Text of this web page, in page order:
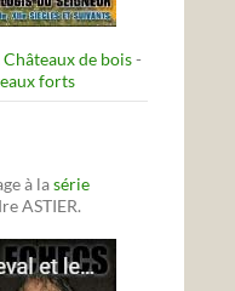
Châteaux de bois-
forts
à lasérie
ASTIER.